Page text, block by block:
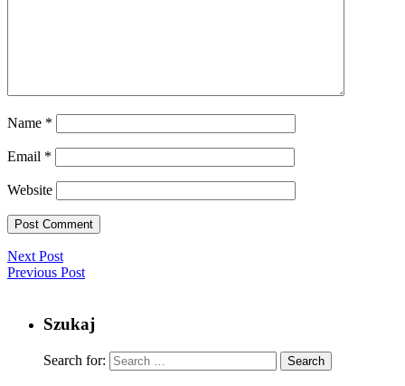
Name *
Email *
Website
Next Post
Previous Post
Szukaj
Search for: